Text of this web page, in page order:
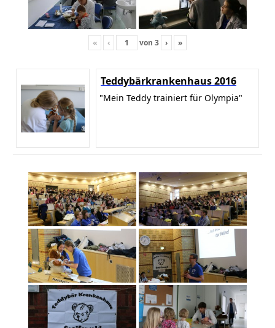
« ‹ von 3 › »
Teddybärkrankenhaus 2016
"Mein Teddy trainiert für Olympia"